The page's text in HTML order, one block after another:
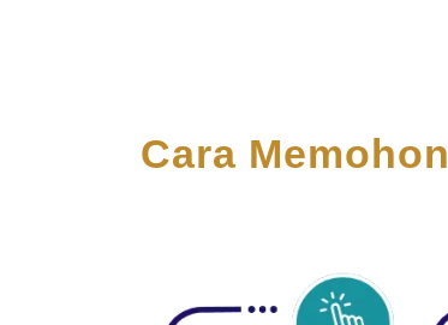
Cara Memohon